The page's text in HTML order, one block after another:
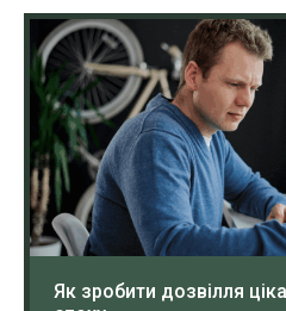
Як зробити дозвілля